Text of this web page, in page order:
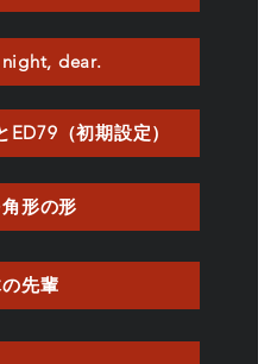
dear.
（初期設定）
形の形
先輩